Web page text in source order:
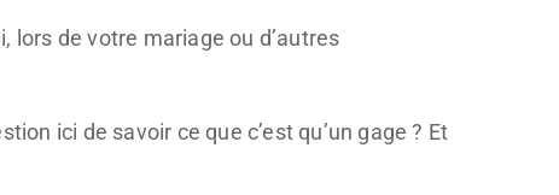
lors de votre mariage ou d’autres
ici de savoir ce que c’est qu’un gage ? Et